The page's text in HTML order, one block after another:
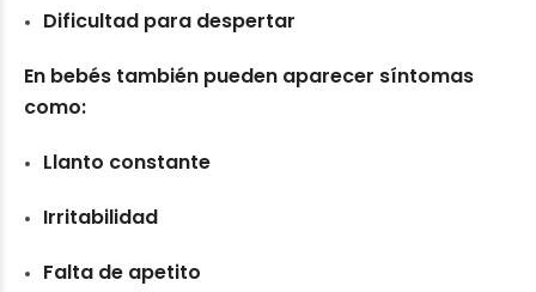
Dificultad para despertar
En bebés también pueden aparecer síntomas
como:
Llanto constante
Irritabilidad
Falta de apetito